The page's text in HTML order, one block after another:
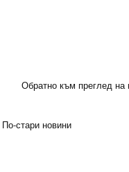
Обратно към преглед на
По-стари новини